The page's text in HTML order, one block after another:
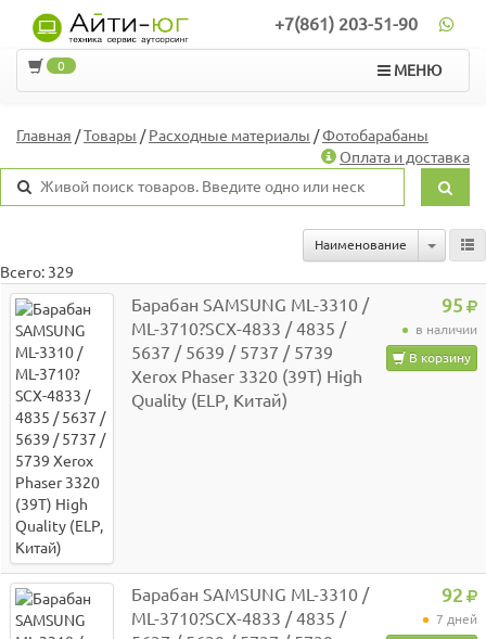
+7(861) 203-51-90
МЕНЮ
0
Главная /Товары /Расходные материалы /Фотобарабаны
Оплата и доставка
Наименование Toggle
Всего: 329
Барабан SAMSUNG ML-3310 /
ML-3710?SCX-4833 / 4835 /
5637 / 5639 / 5737 / 5739
Xerox Phaser 3320 (39T) High
Quality (ELP, Китай)
95
в наличии
В корзину
Барабан SAMSUNG ML-3310 /
ML-3710?SCX-4833 / 4835 /
92
7 дней